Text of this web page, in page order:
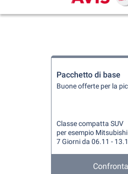
Pacchetto di base
Buone offerte per la
Classe compatta SUV
per esempio
7 Giorni da 06.11 -